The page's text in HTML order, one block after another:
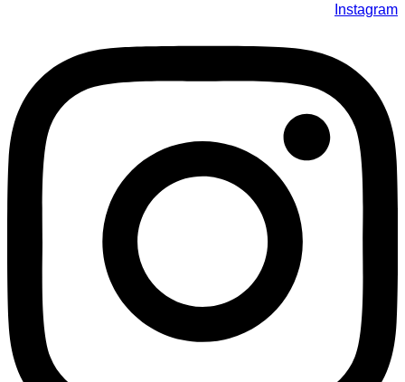
Instagram